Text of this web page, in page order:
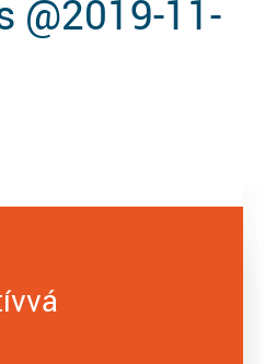
@2019-11-